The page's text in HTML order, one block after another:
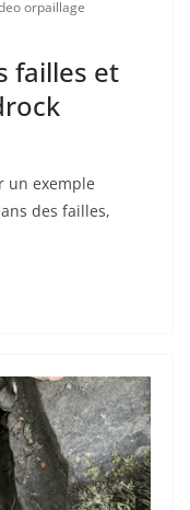
orpaillage
failles et
un exemple
des failles,